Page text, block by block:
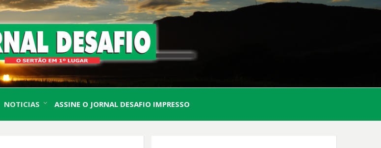
JORNAL
DESAFIO
O Sertão em 1º Lugar
NOTICIAS ASSINE O JORNAL DESAFIO IMPRESSO